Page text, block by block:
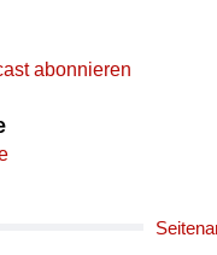
abonnieren